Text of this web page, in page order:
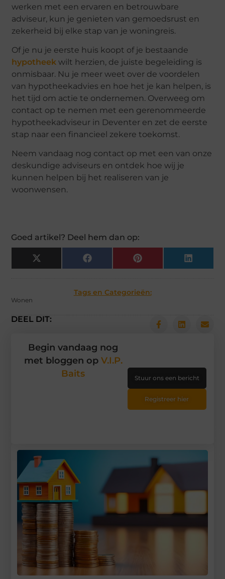
werken met een ervaren en betrouwbare
adviseur, kun je genieten van gemoedsrust en
zekerheid bij elke stap van je woningreis.
Of je nu je eerste huis koopt of je bestaande
hypotheek wilt herzien, de juiste begeleiding is
onmisbaar. Nu je meer weet over de voordelen
van hypotheekadvies en hoe het je kan helpen, is
het tijd om actie te ondernemen. Overweeg om
contact op te nemen met een gerenommeerde
hypotheekadviseur in Deventer en zet de eerste
stap naar een financieel zekere toekomst.
Neem vandaag nog contact op met een van onze
deskundige adviseurs en ontdek hoe wij je
kunnen helpen bij het realiseren van je
woonwensen.
Goed artikel? Deel hem dan op:
X
(Twitter)
Facebook Pinterest LinkedIn
Tags en Categorieën:
Wonen
DEEL DIT:
Begin vandaag nog
met bloggen op V.I.P.
Baits
Stuur ons een bericht
Registreer hier